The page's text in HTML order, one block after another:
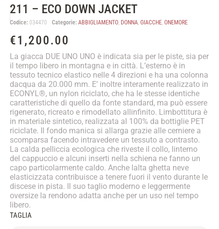
211 – ECO DOWN JACKET
Codice: 034470 Categorie: ABBIGLIAMENTO DONNA GIACCHE ONEMORE
€1,200.00
La giacca DUE UNO UNO è indicata sia per le piste, sia per
il tempo libero in montagna e in città. L’esterno è in
tessuto tecnico elastico nelle 4 direzioni e ha una colonna
dacqua da 20.000 mm. E’ inoltre interamente realizzato in
ECONYL®, un nylon riciclato, che ha le stesse identiche
caratteristiche di quello da fonte standard, ma può essere
rigenerato, ricreato e rimodellato allinfinito. Limbottitura è
in materiale sintetico, realizzata al 100% da bottiglie PET
riciclate. Il fondo manica si allarga grazie alle cerniere a
scomparsa facendo intravedere un tessuto a contrasto.
La calda pelliccia ecologica che riveste il collo, linterno
del cappuccio e alcuni inserti nella schiena ne fanno un
capo particolarmente caldo. Anche lalta ghetta neve
elasticizzata contribuisce a tenere fuori il vento durante le
discese in pista. Il suo taglio moderno e leggermente
oversize la rendono adatta anche per un uso nel tempo
libero.
TAGLIA